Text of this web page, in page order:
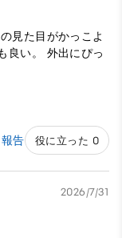
見た目がかっこよ
良い。 外出にぴっ
報告 役に立った 0
2026/7/31